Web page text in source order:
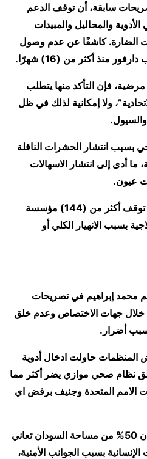
سابقة، أن توقف الدعم
والمحاليل والمبيدات
الضارة. كاشفًا عن عدم وصول
منذ أكثر من (16) شهرًا.
فإن التأكد منها يتطلب
ولا إمكانية لذلك في ظل
انتشار الحشرات الناقلة
ما أدى إلى انتشار الاسهالات
عيون.
وأشار مدير وزارة الصحة، إلى توقف أكثر من (144) مؤسسة
بسبب الانهيار الكلي أو
محمد إبراهيم في تصريحات
خلال جهات الاختصاص وعدم خلق
أضرار.
حاولت ادخال أدوية
نظام صحي موازي يضر أكثر مما
الامم المتحدة وجنيف برفض اي
وكشف وزير الصحة الاتحادي أن 50% من مساحة السودان تعاني
بسبب الجوانب الأمنية،